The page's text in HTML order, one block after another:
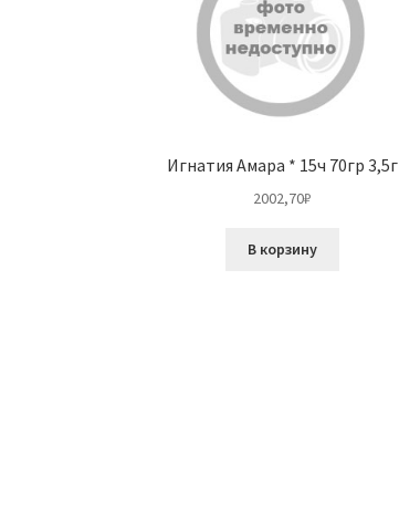
Игнатия Амара * 15ч 70гр 3,5г
2002,70₽
В корзину